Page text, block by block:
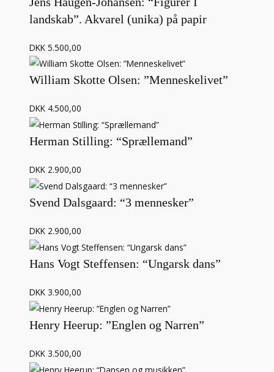
landskab”. Akvarel (unika) på papir
DKK 5.500,00
William Skotte Olsen: ”Menneskelivet”
DKK 4.500,00
Herman Stilling: “Sprællemand”
DKK 2.900,00
Svend Dalsgaard: “3 mennesker”
DKK 2.900,00
Hans Vogt Steffensen: “Ungarsk dans”
DKK 3.900,00
Henry Heerup: ”Englen og Narren”
DKK 3.500,00